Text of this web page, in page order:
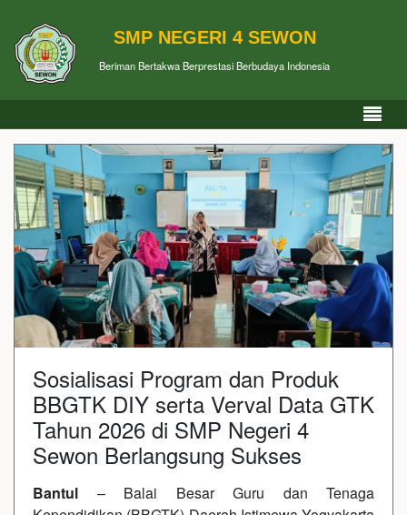
SMP NEGERI 4 SEWON
Beriman Bertakwa Berprestasi Berbudaya Indonesia
Sosialisasi Program dan Produk
BBGTK DIY serta Verval Data GTK
Tahun 2026 di SMP Negeri 4
Sewon Berlangsung Sukses
Bantul – Balai Besar Guru dan Tenaga